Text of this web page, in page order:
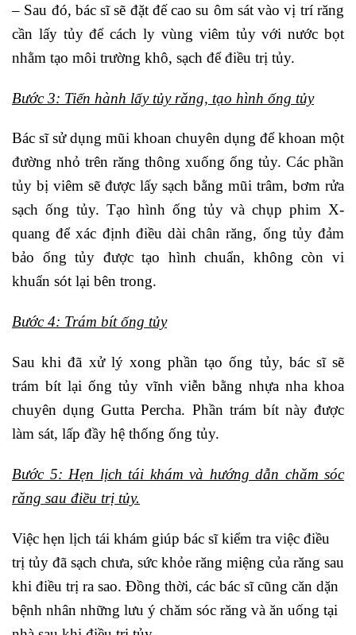
– Sau đó, bác sĩ sẽ đặt đế cao su ôm sát vào vị trí răng
cần lấy tủy để cách ly vùng viêm tủy với nước bọt
nhằm tạo môi trường khô, sạch để điều trị tủy.
Bước 3: Tiến hành lấy tủy răng, tạo hình ống tủy
Bác sĩ sử dụng mũi khoan chuyên dụng để khoan một
đường nhỏ trên răng thông xuống ống tủy. Các phần
tủy bị viêm sẽ được lấy sạch bằng mũi trâm, bơm rửa
sạch ống tủy. Tạo hình ống tủy và chụp phim X-
quang để xác định điều dài chân răng, ống tủy đảm
bảo ống tủy được tạo hình chuẩn, không còn vi
khuẩn sót lại bên trong.
Bước 4: Trám bít ống tủy
Sau khi đã xử lý xong phần tạo ống tủy, bác sĩ sẽ
trám bít lại ống tủy vĩnh viễn bằng nhựa nha khoa
chuyên dụng Gutta Percha. Phần trám bít này được
làm sát, lấp đầy hệ thống ống tủy.
Bước 5: Hẹn lịch tái khám và hướng dẫn chăm sóc
răng sau điều trị tủy.
Việc hẹn lịch tái khám giúp bác sĩ kiểm tra việc điều
trị tủy đã sạch chưa, sức khỏe răng miệng của răng sau
khi điều trị ra sao. Đồng thời, các bác sĩ cũng căn dặn
bệnh nhân những lưu ý chăm sóc răng và ăn uống tại